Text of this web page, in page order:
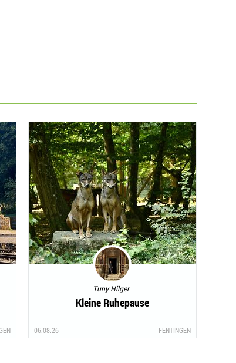
Tuny Hilger
Kleine Ruhepause
06.08.26 FENTINGEN